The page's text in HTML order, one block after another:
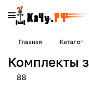
Главная Каталог
Комплекты
88